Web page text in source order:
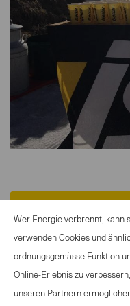
Wer Energie verbrennt, kann
verwenden Cookies und
ordnungsgemässe Funktion
Online-Erlebnis zu
unseren Partnern